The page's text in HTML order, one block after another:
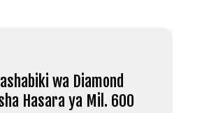
wa Diamond
Hasara ya Mil. 600